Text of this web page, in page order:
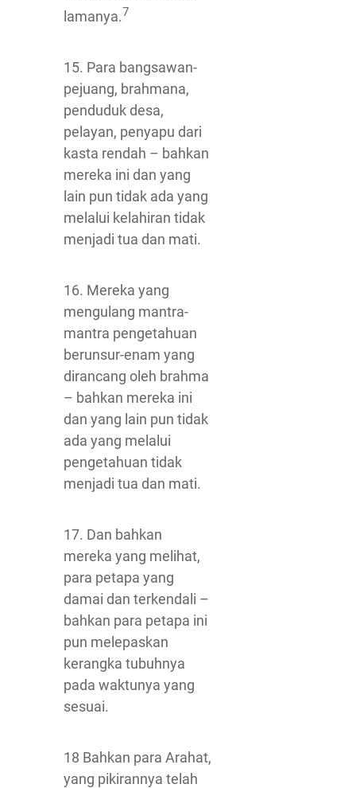
lamanya.7
15. Para bangsawan-
pejuang, brahmana,
penduduk desa,
pelayan, penyapu dari
kasta rendah – bahkan
mereka ini dan yang
lain pun tidak ada yang
melalui kelahiran tidak
menjadi tua dan mati.
16. Mereka yang
mengulang mantra-
mantra pengetahuan
berunsur-enam yang
dirancang oleh brahma
– bahkan mereka ini
dan yang lain pun tidak
ada yang melalui
pengetahuan tidak
menjadi tua dan mati.
17. Dan bahkan
mereka yang melihat,
para petapa yang
damai dan terkendali –
bahkan para petapa ini
pun melepaskan
kerangka tubuhnya
pada waktunya yang
sesuai.
18 Bahkan para Arahat,
yang pikirannya telah